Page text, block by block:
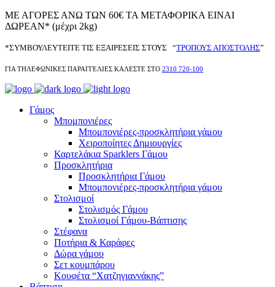
ΜΕ ΑΓΟΡΕΣ ΑΝΩ ΤΩΝ 60€ ΤΑ ΜΕΤΑΦΟΡΙΚΑ ΕΙΝΑΙ
ΔΩΡΕΑΝ* (μέχρι 2kg)
*ΣΥΜΒΟΥΛΕΥΤΕΙΤΕ ΤΙΣ ΕΞΑΙΡΕΣΕΙΣ ΣΤΟΥΣ “ΤΡΟΠΟΥΣ ΑΠΟΣΤΟΛΗΣ”
ΓΙΑ ΤΗΛΕΦΩΝΙΚΕΣ ΠΑΡΑΓΓΕΛΙΕΣ ΚΑΛΕΣΤΕ ΣΤΟ 2310 720-100
Γάμος
Μπομπονιέρες
Μπομπονιέρες-προσκλητήρια γάμου
Χειροποίητες Δημιουργίες
Καρτελάκια Sparklers Γάμου
Προσκλητήρια
Προσκλητήρια Γάμου
Μπομπονιέρες-προσκλητήρια γάμου
Στολισμοί
Στολισμός Γάμου
Στολισμοί Γάμου-Βάπτισης
Στέφανα
Ποτήρια & Καράφες
Δώρα γάμου
Σετ κουμπάρου
Κουφέτα “Χατζηγιαννάκης”